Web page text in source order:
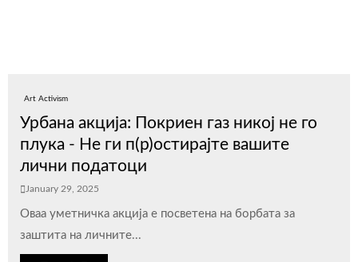
Art Activism
Урбана акција: Покриен газ никој не го
плука - Не ги п(р)остирајте вашите
лични податоци
January 29, 2025
Оваа уметничка акција е посветена на борбата за
заштита на личните...